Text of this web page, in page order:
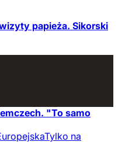
papieża. Sikorski
"To samo
Tylko na